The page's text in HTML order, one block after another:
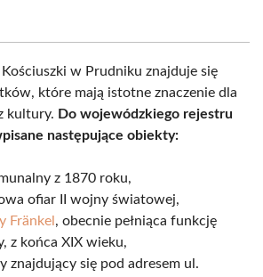
Kościuszki w Prudniku znajduje się
które mają istotne znaczenie dla
kultury. Do wojewódzkiego rejestru
następujące obiekty:
z 1870 roku,
ofiar II wojny światowej,
Fränkel , obecnie pełniąca funkcję
z końca XIX wieku,
znajdujący się pod adresem ul.